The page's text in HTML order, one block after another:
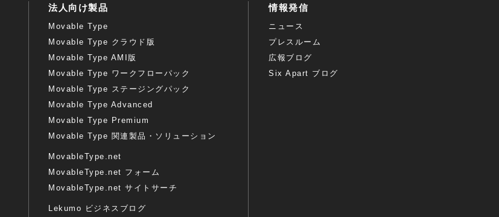
法人向け製品
Movable Type
Movable Type クラウド版
Movable Type AMI版
Movable Type ワークフローパック
Movable Type ステージングパック
Movable Type Advanced
Movable Type Premium
Movable Type 関連製品・ソリューション
MovableType.net
MovableType.net フォーム
MovableType.net サイトサーチ
Lekumo ビジネスブログ
情報発信
ニュース
プレスルーム
広報ブログ
Six Apart ブログ